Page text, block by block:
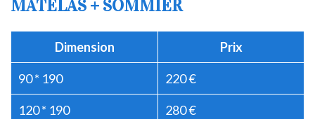
MATELAS + SOMMIER
Dimension Prix
90 * 190 220 €
120 * 190 280 €